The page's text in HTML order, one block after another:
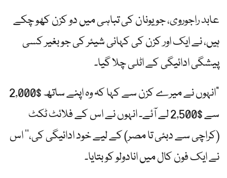
عابد راجوروی، جو یونان کی تباہی میں دو کزن کھو چکے
ہیں، نے ایک اور کزن کی کہانی شیئر کی جو بغیر کسی
پیشگی ادائیگی کے اٹلی چلا گیا۔
"انہوں نے میرے کزن سے کہا کہ وہ اپنے ساتھ $2,000
سے $2,500 لے آئے۔ انہوں نے اس کے فلائٹ ٹکٹ
(کراچی سے دبئی تا مصر) کے لیے خود ادائیگی کی،‘‘ اس
نے ایک فون کال میں انادولو کو بتایا۔